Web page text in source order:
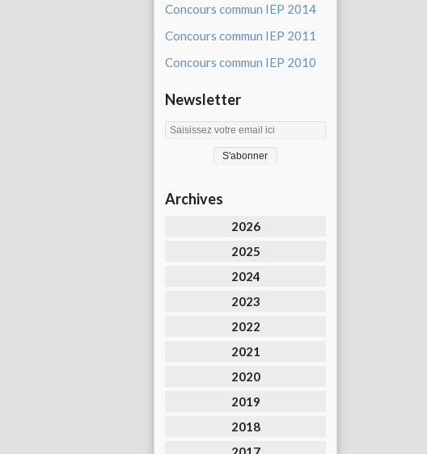
Concours commun IEP 2014
Concours commun IEP 2011
Concours commun IEP 2010
Newsletter
Archives
2026
2025
2024
2023
2022
2021
2020
2019
2018